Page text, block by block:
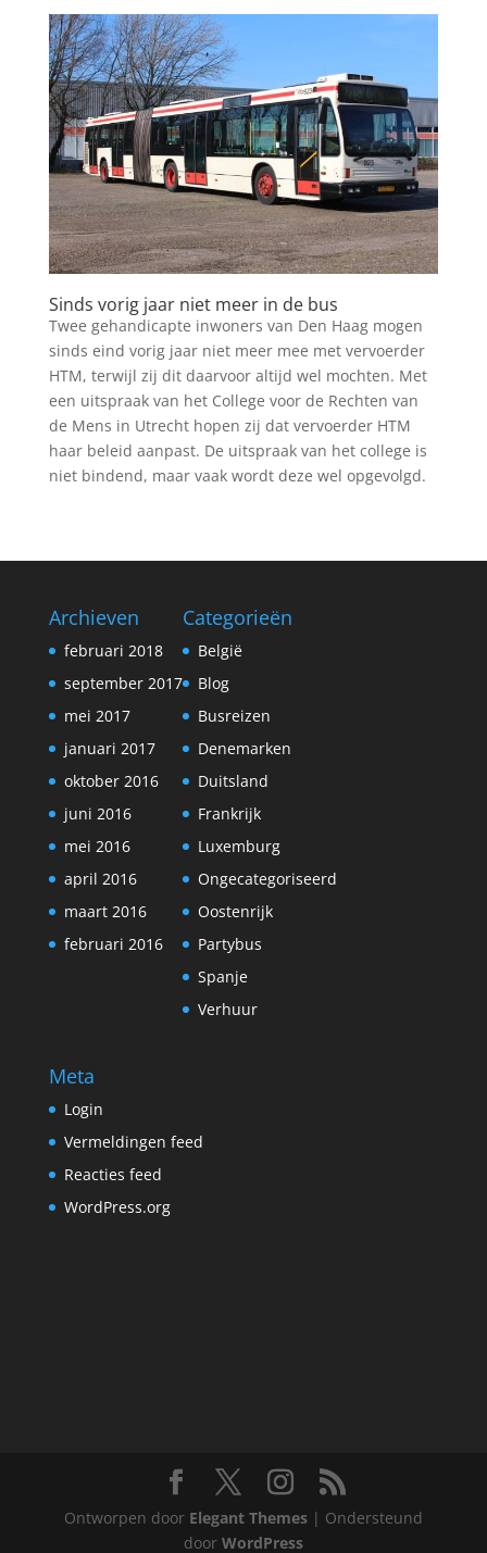
Sinds vorig jaar niet meer in de bus
Twee gehandicapte inwoners van Den Haag mogen
sinds eind vorig jaar niet meer mee met vervoerder
HTM, terwijl zij dit daarvoor altijd wel mochten. Met
een uitspraak van het College voor de Rechten van
de Mens in Utrecht hopen zij dat vervoerder HTM
haar beleid aanpast. De uitspraak van het college is
niet bindend, maar vaak wordt deze wel opgevolgd.
Archieven
februari 2018
september 2017
mei 2017
januari 2017
oktober 2016
juni 2016
mei 2016
april 2016
maart 2016
februari 2016
Categorieën
België
Blog
Busreizen
Denemarken
Duitsland
Frankrijk
Luxemburg
Ongecategoriseerd
Oostenrijk
Partybus
Spanje
Verhuur
Meta
Login
Vermeldingen feed
Reacties feed
WordPress.org
Ontworpen door Elegant Themes| Ondersteund
door WordPress